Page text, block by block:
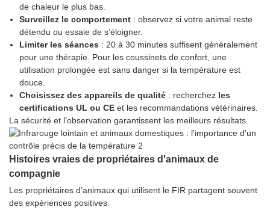
de chaleur le plus bas.
Surveillez le comportement: observez si votre animal reste
détendu ou essaie de s’éloigner.
Limiter les séances : 20 à 30 minutes suffisent généralement
pour une thérapie. Pour les coussinets de confort, une
utilisation prolongée est sans danger si la température est
douce.
Choisissez des appareils de qualité: recherchez les
certifications UL ou CEet les recommandations vétérinaires.
La sécurité et l’observation garantissent les meilleurs résultats.
Histoires vraies de propriétaires d'animaux de
compagnie
Les propriétaires d’animaux qui utilisent le FIR partagent souvent
des expériences positives.